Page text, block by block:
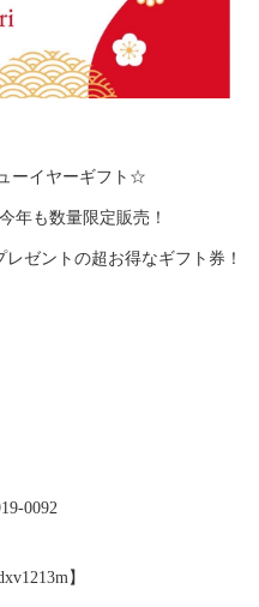
ーイヤーギフト☆
年も数量限定販売！
ゼントの超お得なギフト券！
0092
】